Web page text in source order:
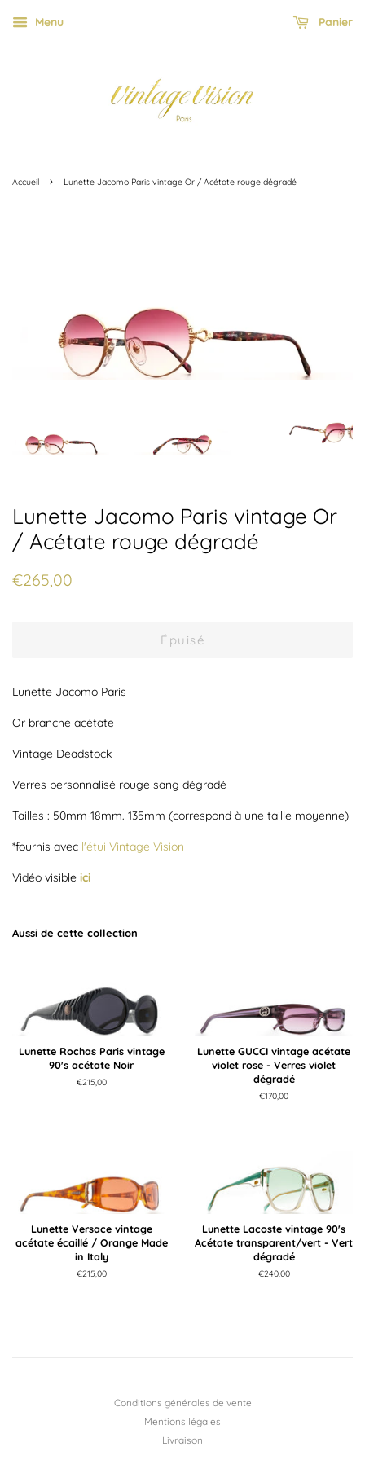
Menu Panier
Accueil › Lunette Jacomo Paris vintage Or / Acétate rouge dégradé
Lunette Jacomo Paris vintage Or
/ Acétate rouge dégradé
Prix
€265,00
Épuisé
Lunette Jacomo Paris
Or branche acétate
Vintage Deadstock
Verres personnalisé rouge sang dégradé
Tailles : 50mm-18mm. 135mm (correspond à une taille moyenne)
*fournis avec l'étui Vintage Vision
Vidéo visible ici
Aussi de cette collection
Lunette Rochas Paris vintage
90's acétate Noir
Prix
€215,00
Lunette GUCCI vintage acétate
violet rose - Verres violet
dégradé
Prix
€170,00
Lunette Versace vintage
acétate écaillé / Orange Made
in Italy
Prix
€215,00
Lunette Lacoste vintage 90's
Acétate transparent/vert - Vert
dégradé
Prix
€240,00
Conditions générales de vente
Mentions légales
Livraison